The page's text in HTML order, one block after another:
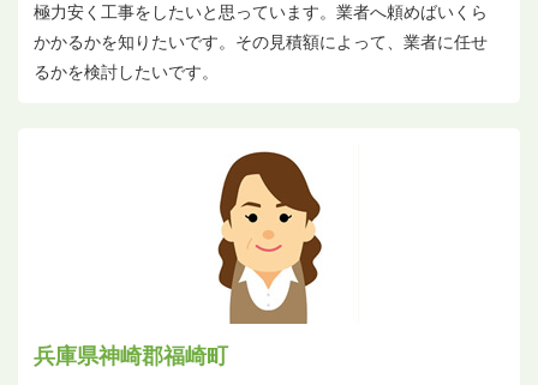
極力安く工事をしたいと思っています。業者へ頼めばいくら
かかるかを知りたいです。その見積額によって、業者に任せ
るかを検討したいです。
兵庫県神崎郡福崎町